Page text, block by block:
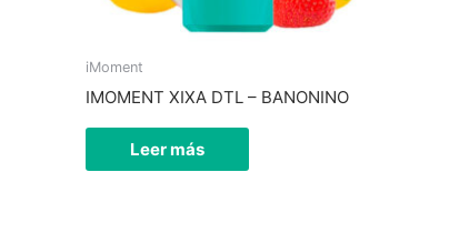
iMoment
IMOMENT XIXA DTL – BANONINO
Leer más